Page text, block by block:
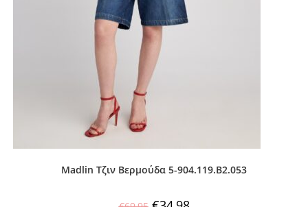
Madlin Τζιν Βερμούδα 5-904.119.B2.053